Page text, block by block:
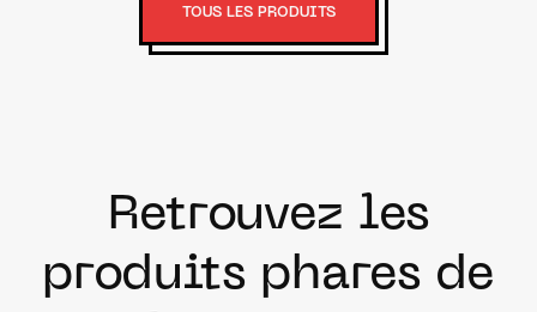
TOUS LES PRODUITS
Retrouvez les
produits phares de